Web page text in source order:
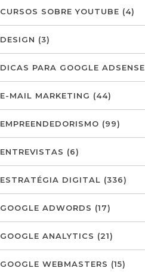
CURSOS SOBRE YOUTUBE (4)
DESIGN (3)
DICAS PARA GOOGLE ADSENSE
E-MAIL MARKETING (44)
EMPREENDEDORISMO (99)
ENTREVISTAS (6)
ESTRATÉGIA DIGITAL (336)
GOOGLE ADWORDS (17)
GOOGLE ANALYTICS (21)
GOOGLE WEBMASTERS (15)